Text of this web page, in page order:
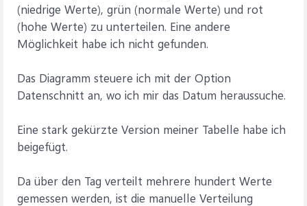
(niedrige Werte), grün (normale Werte) und rot
(hohe Werte) zu unterteilen. Eine andere
Möglichkeit habe ich nicht gefunden.
Das Diagramm steuere ich mit der Option
Datenschnitt an, wo ich mir das Datum heraussuche.
Eine stark gekürzte Version meiner Tabelle habe ich
beigefügt.
Da über den Tag verteilt mehrere hundert Werte
gemessen werden, ist die manuelle Verteilung